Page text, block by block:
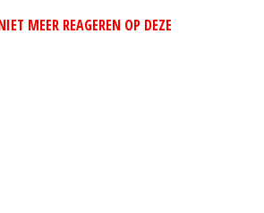
MEER REAGEREN OP DEZE